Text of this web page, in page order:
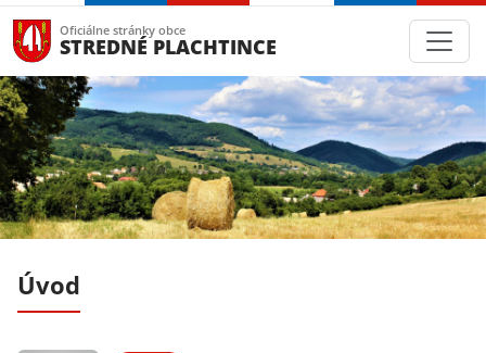
Oficiálne stránky obce
STREDNÉ PLACHTINCE
Úvod